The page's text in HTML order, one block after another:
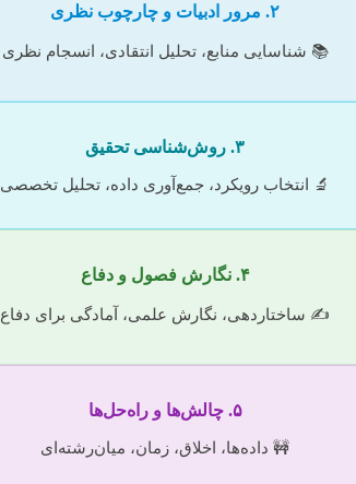
۲. مرور ادبیات و چارچوب نظری
📚 شناسایی منابع، تحلیل انتقادی، انسجام نظری
۳. روش‌شناسی تحقیق
🔬 انتخاب رویکرد، جمع‌آوری داده، تحلیل تخصصی
۴. نگارش فصول و دفاع
✍️ ساختاردهی، نگارش علمی، آمادگی برای دفاع
۵. چالش‌ها و راه‌حل‌ها
🚧 داده‌ها، اخلاق، زمان، میان‌رشته‌ای